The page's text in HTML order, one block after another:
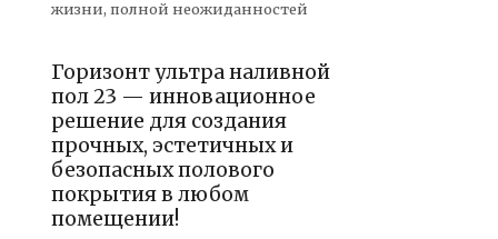
жизни, полной неожиданностей
Горизонт ультра наливной
пол 23 — инновационное
решение для создания
прочных, эстетичных и
безопасных полового
покрытия в любом
помещении!